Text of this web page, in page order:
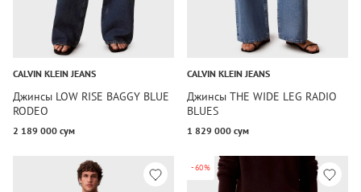
CALVIN KLEIN JEANS
Джинсы LOW RISE BAGGY BLUE
RODEO
2 189 000 сум
CALVIN KLEIN JEANS
Джинсы THE WIDE LEG RADIO
BLUES
1 829 000 сум
-60%